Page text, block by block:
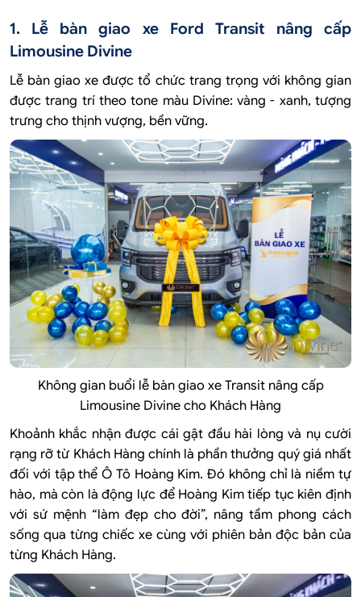
1. Lễ bàn giao xe Ford Transit nâng cấp
Limousine Divine
Lễ bàn giao xe được tổ chức trang trọng với không gian
được trang trí theo tone màu Divine: vàng - xanh, tượng
trưng cho thịnh vượng, bền vững.
Không gian buổi lễ bàn giao xe Transit nâng cấp
Limousine Divine cho Khách Hàng
Khoảnh khắc nhận được cái gật đầu hài lòng và nụ cười
rạng rỡ từ Khách Hàng chính là phần thưởng quý giá nhất
đối với tập thể Ô Tô Hoàng Kim. Đó không chỉ là niềm tự
hào, mà còn là động lực để Hoàng Kim tiếp tục kiên định
với sứ mệnh “làm đẹp cho đời”, nâng tầm phong cách
sống qua từng chiếc xe cùng với phiên bản độc bản của
từng Khách Hàng.